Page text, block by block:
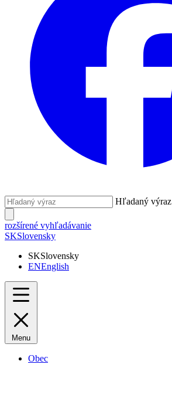
Hľadaný výraz
rozšírené vyhľadávanie
SKSlovensky
SKSlovensky
ENEnglish
Menu
Obec